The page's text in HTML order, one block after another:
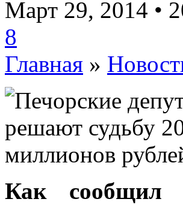
Март 29, 2014 •
8
Главная »
Как сообщил